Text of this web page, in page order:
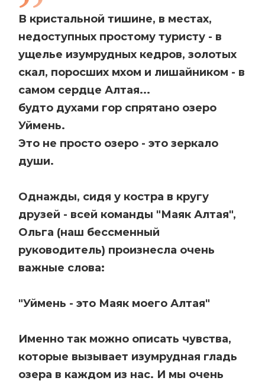
В кристальной тишине, в местах,
недоступных простому туристу - в
ущелье изумрудных кедров, золотых
скал, поросших мхом и лишайником - в
самом сердце Алтая...
будто духами гор спрятано озеро
Уймень.
Это не просто озеро - это зеркало
души.
Однажды, сидя у костра в кругу
друзей - всей команды "Маяк Алтая",
Ольга (наш бессменный
руководитель) произнесла очень
важные слова:
"Уймень - это Маяк моего Алтая"
Именно так можно описать чувства,
которые вызывает изумрудная гладь
озера в каждом из нас. И мы очень